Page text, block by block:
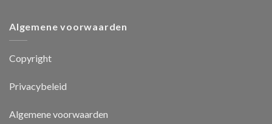
Algemene voorwaarden
Copyright
Privacybeleid
Algemene voorwaarden